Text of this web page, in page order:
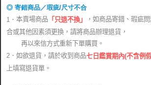
◎ 寄錯商品／瑕疵/尺寸不合
1． 本賣場商品 「只退不換」
，如商品寄錯、瑕疵
合或其他因素須更換，請將商品辦理退貨，
再以來信方式重新下單購買。
2．如欲退貨，請於收到商品七日鑑賞期內(不含例
上填寫退貨單。